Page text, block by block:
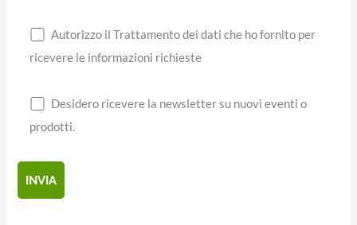
Autorizzo il Trattamento dei dati che ho fornito per
ricevere le informazioni richieste
Desidero ricevere la newsletter su nuovi eventi o
prodotti.